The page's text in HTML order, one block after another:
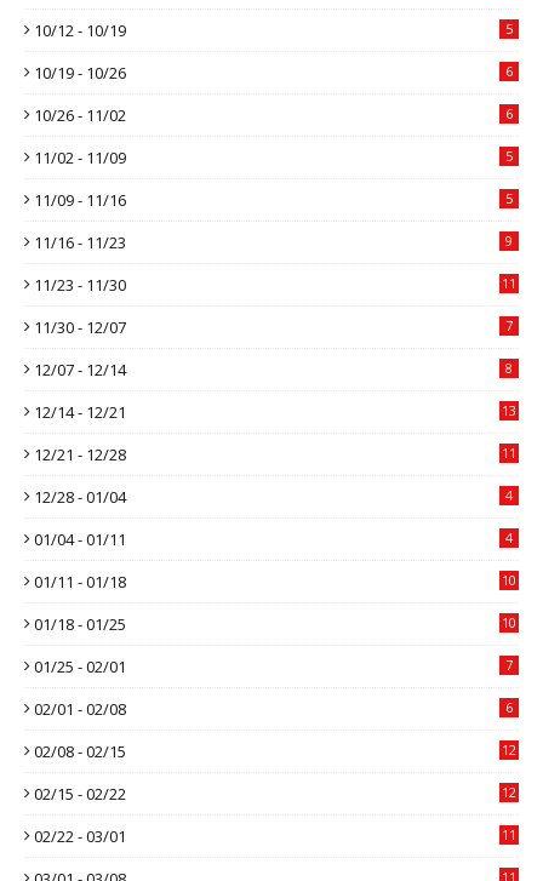
10/12 - 10/19 5
10/19 - 10/26 6
10/26 - 11/02 6
11/02 - 11/09 5
11/09 - 11/16 5
11/16 - 11/23 9
11/23 - 11/30 11
11/30 - 12/07 7
12/07 - 12/14 8
12/14 - 12/21 13
12/21 - 12/28 11
12/28 - 01/04 4
01/04 - 01/11 4
01/11 - 01/18 10
01/18 - 01/25 10
01/25 - 02/01 7
02/01 - 02/08 6
02/08 - 02/15 12
02/15 - 02/22 12
02/22 - 03/01 11
11